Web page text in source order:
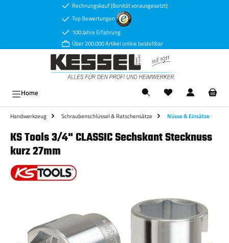
Zum Hauptinhalt springenRechnungskauf (Bonität vorausgesetzt)
Top Bewertungen
100 Jahre Erfahrung
Über 200.000 Artikel online bestellbar
Home
Handwerkzeug Schraubenschlüssel & Ratschensätze Nüsse & Einsätze
KS Tools 3/4" CLASSIC Sechskant Stecknuss
kurz 27mm